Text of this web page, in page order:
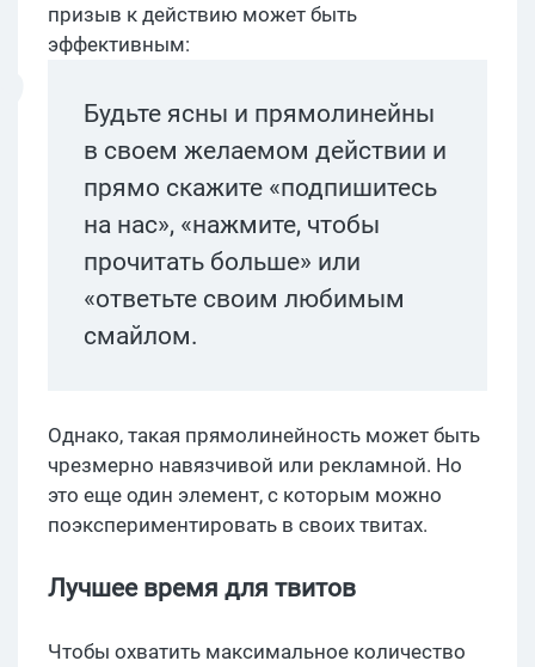
призыв к действию может быть
эффективным:
Будьте ясны и прямолинейны
в своем желаемом действии и
прямо скажите «подпишитесь
на нас», «нажмите, чтобы
прочитать больше» или
«ответьте своим любимым
смайлом.
Однако, такая прямолинейность может быть
чрезмерно навязчивой или рекламной. Но
это еще один элемент, с которым можно
поэкспериментировать в своих твитах.
Лучшее время для твитов
Чтобы охватить максимальное количество